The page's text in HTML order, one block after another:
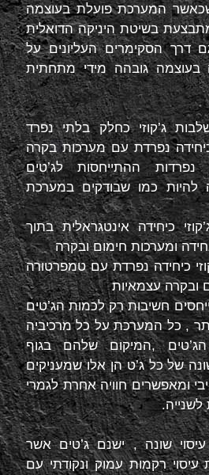
המערכת פועלת בעוצמה
בשיטת היניקה הדואלית
דרך הסקימרים העליונים על
בעוצמה גובהה מידי מתחתית
ג’קוזי כחלק בלתי נפרד
נפרדת עם מערכות בקרה
ההתייחסות לג’טים
להיות כמו שבודקים במערכת
כיחידה אינטגראלית בתוך
ומערכות חימום ובקרה
כיחידה נפרדת עם טמפרטורה
ובקרה עצמאיות
חשיבות רק לכמות הג’טים
, כל המערכת על כל מרכיביה
,המיקום שלהם בגוף
של כל ג’ט הן אלו שמעניקים
ומאפשרים חוויה אחרת לגמרי
עיסוי שונה , ישנם ג’טים אשר
רקמות עמוק ונקודתי עם